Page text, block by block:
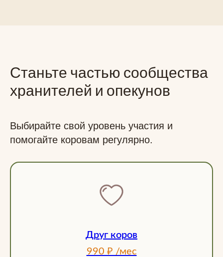
Станьте частью сообщества
хранителей и опекунов
Выбирайте свой уровень участия и
помогайте коровам регулярно.
Друг коров
990 ₽ /мес